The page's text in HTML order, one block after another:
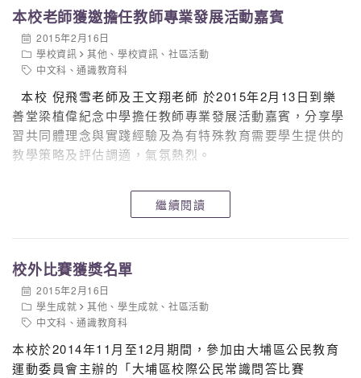
本校老師獲邀擔任教師專業發展活動嘉賓
2015年2月16日
學校資訊
其他 、學校資訊 、社區活動
中文科 、通識教育科
本校 倪飛雪老師及王文翔老師 於2015年2月13日到樂
善堂梁植偉紀念中學擔任教師專業發展活動嘉賓，分享學
習共同體理念與實踐經驗及為有特殊教育需要學生提供的
教學策略及評估調適，氣氛熱烈。
繼續閱讀
校外比賽獲獎名單
2015年2月16日
學生成就
其他 、學生成就 、社區活動
中文科 、通識教育科
本校於2014年11月至12月期間，參加由大埔區公民教育
運動委員會主辦的「大埔區校際公民常識問答比賽